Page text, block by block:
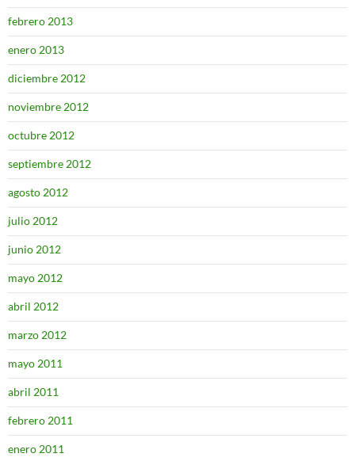
febrero 2013
enero 2013
diciembre 2012
noviembre 2012
octubre 2012
septiembre 2012
agosto 2012
julio 2012
junio 2012
mayo 2012
abril 2012
marzo 2012
mayo 2011
abril 2011
febrero 2011
enero 2011